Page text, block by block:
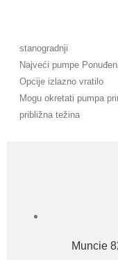
stanogradnji
Najveći pumpe
Opcije izlazno vratilo
Mogu okretati pumpa
približna težina
Muncie